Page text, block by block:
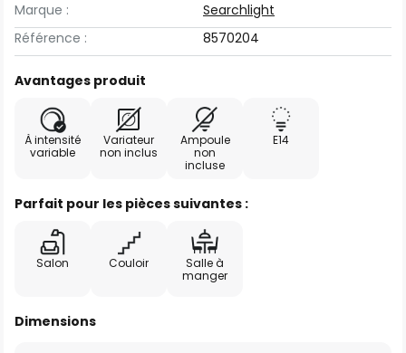
Marque :
Searchlight
Référence :
8570204
Avantages produit
À intensité
variable
Variateur
non inclus
Ampoule
non
incluse
E14
Parfait pour les pièces suivantes :
Salon Couloir
Salle à
manger
Dimensions